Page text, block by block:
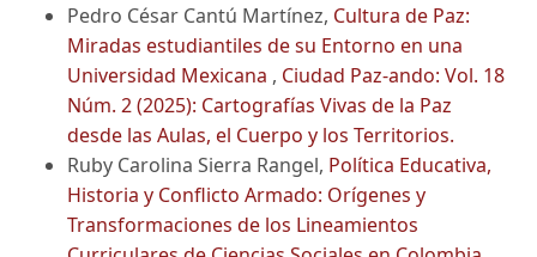
Pedro César Cantú Martínez, Cultura de Paz:
Miradas estudiantiles de su Entorno en una
Universidad Mexicana , Ciudad Paz-ando: Vol. 18
Núm. 2 (2025): Cartografías Vivas de la Paz
desde las Aulas, el Cuerpo y los Territorios.
Ruby Carolina Sierra Rangel, Política Educativa,
Historia y Conflicto Armado: Orígenes y
Transformaciones de los Lineamientos